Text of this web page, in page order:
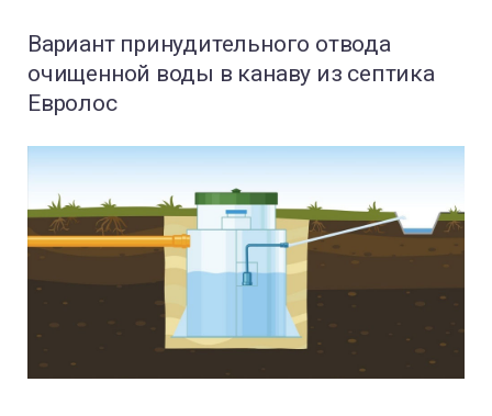
Вариант принудительного отвода
очищенной воды в канаву из септика
Евролос